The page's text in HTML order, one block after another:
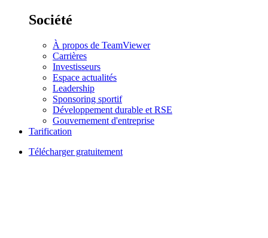
Société
À propos de TeamViewer
Carrières
Investisseurs
Espace actualités
Leadership
Sponsoring sportif
Développement durable et RSE
Gouvernement d'entreprise
Tarification
Télécharger gratuitement